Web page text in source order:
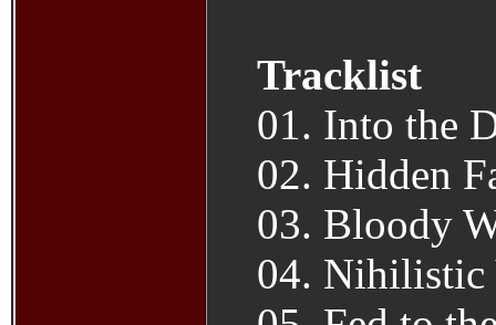
Tracklist
01. Into the
02. Hidden
03. Bloody
04. Nihilistic